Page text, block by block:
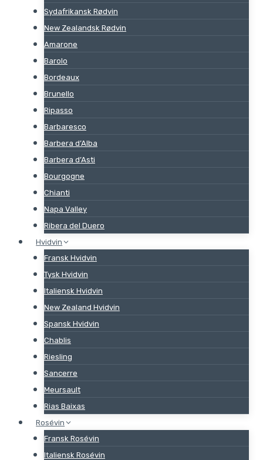
Sydafrikansk Rødvin
New Zealandsk Rødvin
Amarone
Barolo
Bordeaux
Brunello
Ripasso
Barbaresco
Barbera d’Alba
Barbera d’Asti
Bourgogne
Chianti
Napa Valley
Ribera del Duero
Hvidvin
Fransk Hvidvin
Tysk Hvidvin
Italiensk Hvidvin
New Zealand Hvidvin
Spansk Hvidvin
Chablis
Riesling
Sancerre
Meursault
Rias Baixas
Rosévin
Fransk Rosévin
Italiensk Rosévin